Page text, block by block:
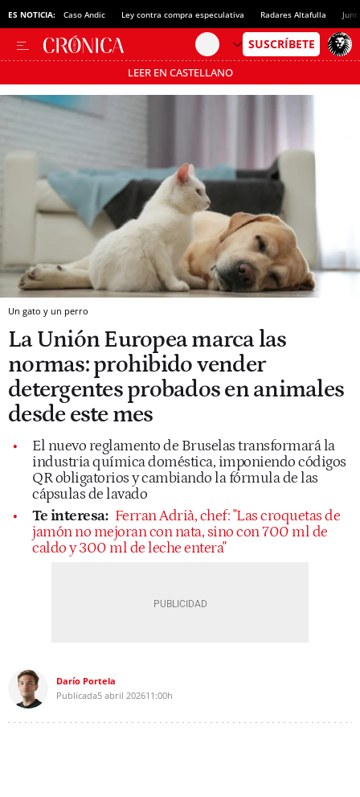
ES NOTICIA: Caso Andic Ley contra compra especulativa Radares Altafulla
LEER EN CASTELLANO
Pásate al MODO AHORRO
Un gato y un perro
La Unión Europea marca las
normas: prohibido vender
detergentes probados en animales
desde este mes
El nuevo reglamento de Bruselas transformará la
industria química doméstica, imponiendo códigos
QR obligatorios y cambiando la fórmula de las
cápsulas de lavado
Te interesa: Ferran Adrià, chef: "Las croquetas de
jamón no mejoran con nata, sino con 700 ml de
caldo y 300 ml de leche entera"
Darío Portela
Publicada5 abril 202611:00h